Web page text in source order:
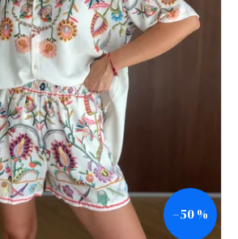
–50 %